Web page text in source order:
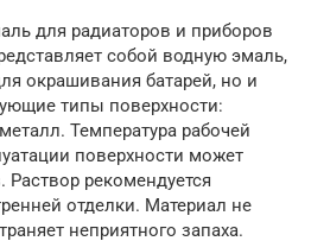
для радиаторов и приборов
собой водную эмаль,
окрашивания батарей, но и
типы поверхности:
Температура рабочей
поверхности может
Раствор рекомендуется
отделки. Материал не
неприятного запаха.